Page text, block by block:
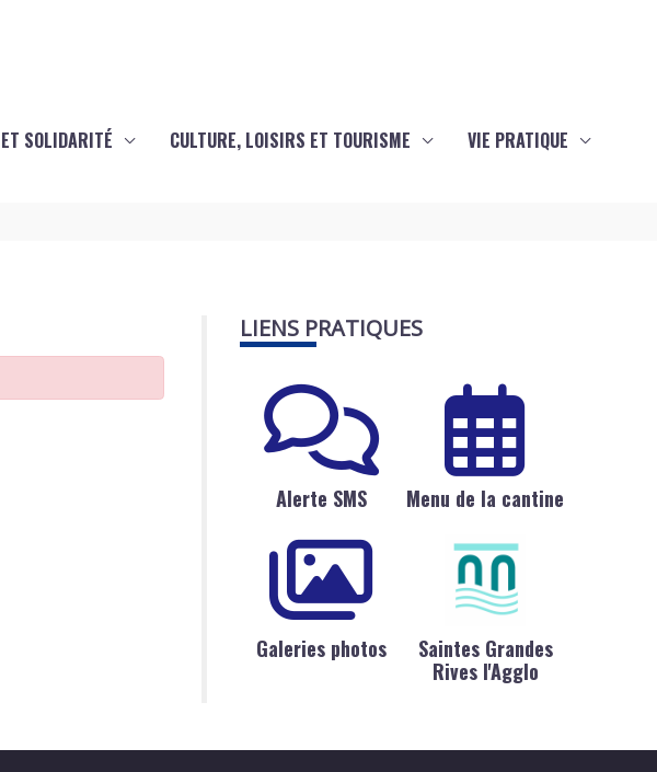
SOLIDARITÉ CULTURE, LOISIRS ET TOURISME VIE PRATIQUE
LIENS PRATIQUES
Alerte SMS Menu de la cantine
Galeries photos
Saintes Grandes
Rives l'Agglo